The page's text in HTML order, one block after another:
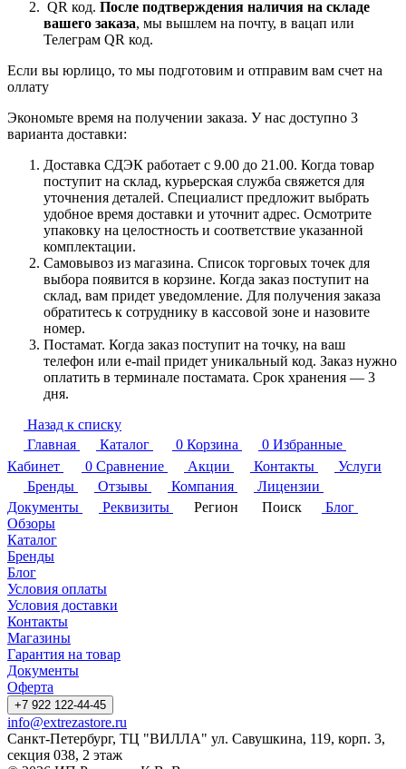
QR код. После подтверждения наличия на складе
вашего заказа, мы вышлем на почту, в вацап или
Телеграм QR код.
Если вы юрлицо, то мы подготовим и отправим вам счет на
оллату
Экономьте время на получении заказа. У нас доступно 3
варианта доставки:
Доставка СДЭК работает с 9.00 до 21.00. Когда товар
поступит на склад, курьерская служба свяжется для
уточнения деталей. Специалист предложит выбрать
удобное время доставки и уточнит адрес. Осмотрите
упаковку на целостность и соответствие указанной
комплектации.
Самовывоз из магазина. Список торговых точек для
выбора появится в корзине. Когда заказ поступит на
склад, вам придет уведомление. Для получения заказа
обратитесь к сотруднику в кассовой зоне и назовите
номер.
Постамат. Когда заказ поступит на точку, на ваш
телефон или e-mail придет уникальный код. Заказ нужно
оплатить в терминале постамата. Срок хранения — 3
дня.
Назад к списку
Главная
Каталог 0 Корзина 0 Избранные
Кабинет
0 Сравнение Акции Контакты
Услуги
Бренды
Отзывы Компания
Лицензии
Документы
Реквизиты Регион Поиск
Блог
Обзоры
Каталог
Бренды
Блог
Условия оплаты
Условия доставки
Контакты
Магазины
Гарантия на товар
Документы
Оферта
+7 922 122-44-45
info@extrezastore.ru
Санкт-Петербург, ТЦ "ВИЛЛА" ул. Савушкина, 119, корп. 3,
секция 038, 2 этаж